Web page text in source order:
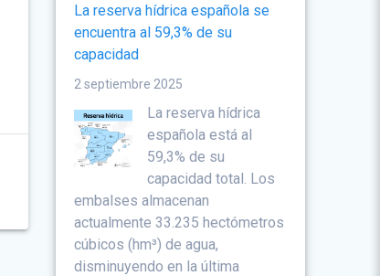
La reserva hídrica española se
encuentra al 59,3% de su
capacidad
2 septiembre 2025
La reserva hídrica
española está al
59,3% de su
capacidad total. Los
embalses almacenan
actualmente 33.235 hectómetros
cúbicos (hm³) de agua,
disminuyendo en la última